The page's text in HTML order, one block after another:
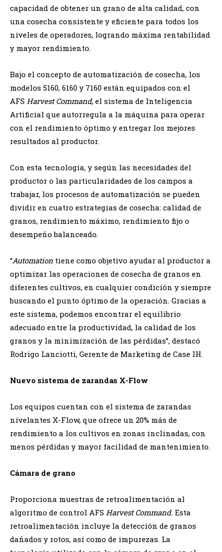
capacidad de obtener un grano de alta calidad, con
una cosecha consistente y eficiente para todos los
niveles de operadores, logrando máxima rentabilidad
y mayor rendimiento.
Bajo el concepto de automatización de cosecha, los
modelos 5160, 6160 y 7160 están equipados con el
AFS Harvest Command, el sistema de Inteligencia
Artificial que autorregula a la máquina para operar
con el rendimiento óptimo y entregar los mejores
resultados al productor.
Con esta tecnología, y según las necesidades del
productor o las particularidades de los campos a
trabajar, los procesos de automatización se pueden
dividir en cuatro estrategias de cosecha: calidad de
granos, rendimiento máximo, rendimiento fijo o
desempeño balanceado.
“Automation tiene como objetivo ayudar al productor a
optimizar las operaciones de cosecha de granos en
diferentes cultivos, en cualquier condición y siempre
buscando el punto óptimo de la operación. Gracias a
este sistema, podemos encontrar el equilibrio
adecuado entre la productividad, la calidad de los
granos y la minimización de las pérdidas”, destacó
Rodrigo Lanciotti, Gerente de Marketing de Case IH.
Nuevo sistema de zarandas X-Flow
Los equipos cuentan con el sistema de zarandas
nivelantes X-Flow, que ofrece un 20% más de
rendimiento a los cultivos en zonas inclinadas, con
menos pérdidas y mayor facilidad de mantenimiento.
Cámara de grano
Proporciona muestras de retroalimentación al
algoritmo de control AFS Harvest Command. Esta
retroalimentación incluye la detección de granos
dañados y rotos, así como de impurezas. La